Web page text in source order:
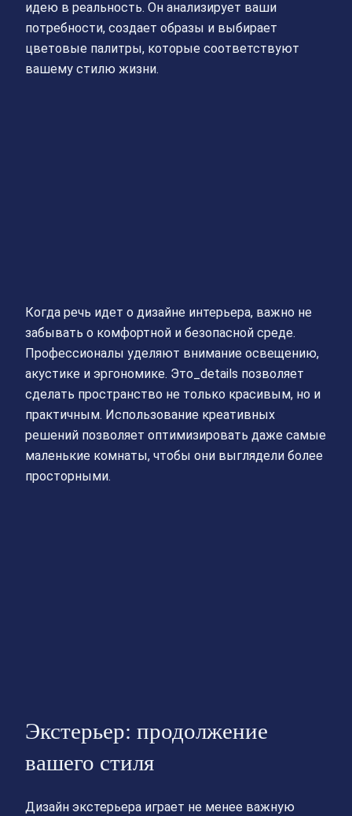
идею в реальность. Он анализирует ваши
потребности, создает образы и выбирает
цветовые палитры, которые соответствуют
вашему стилю жизни.
Когда речь идет о дизайне интерьера, важно не
забывать о комфортной и безопасной среде.
Профессионалы уделяют внимание освещению,
акустике и эргономике. Это_details позволяет
сделать пространство не только красивым, но и
практичным. Использование креативных
решений позволяет оптимизировать даже самые
маленькие комнаты, чтобы они выглядели более
просторными.
Экстерьер: продолжение
вашего стиля
Дизайн экстерьера играет не менее важную